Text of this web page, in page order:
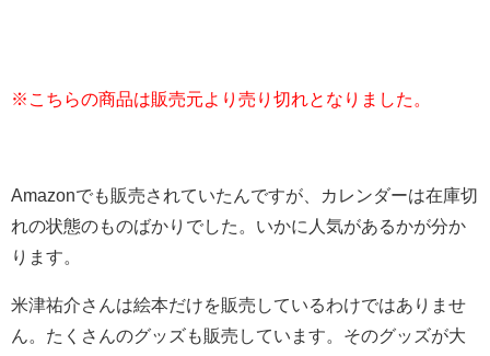
※こちらの商品は販売元より売り切れとなりました。
Amazonでも販売されていたんですが、カレンダーは在庫切
れの状態のものばかりでした。いかに人気があるかが分か
ります。
米津祐介さんは絵本だけを販売しているわけではありませ
ん。たくさんのグッズも販売しています。そのグッズが大